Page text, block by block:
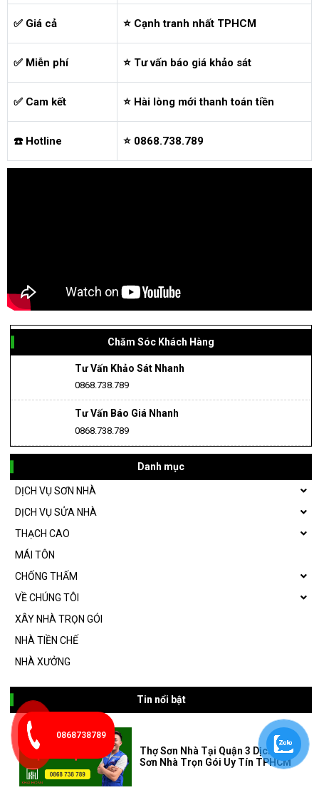
✅ Giá cả ⭐ Cạnh tranh nhất TPHCM
✅ Miễn phí ⭐ Tư vấn báo giá khảo sát
✅ Cam kết ⭐ Hài lòng mới thanh toán tiền
☎️ Hotline ⭐ 0868.738.789
Chăm Sóc Khách Hàng
Tư Vấn Khảo Sát Nhanh
0868.738.789
Tư Vấn Báo Giá Nhanh
0868.738.789
Danh mục
DỊCH VỤ SƠN NHÀ
DỊCH VỤ SỬA NHÀ
THẠCH CAO
MÁI TÔN
CHỐNG THẤM
VỀ CHÚNG TÔI
XÂY NHÀ TRỌN GÓI
NHÀ TIỀN CHẾ
NHÀ XƯỞNG
Tin nổi bật
Thợ Sơn Nhà Tại Quận 3 Dịch Vụ
Sơn Nhà Trọn Gói Uy Tín TPHCM
0868738789